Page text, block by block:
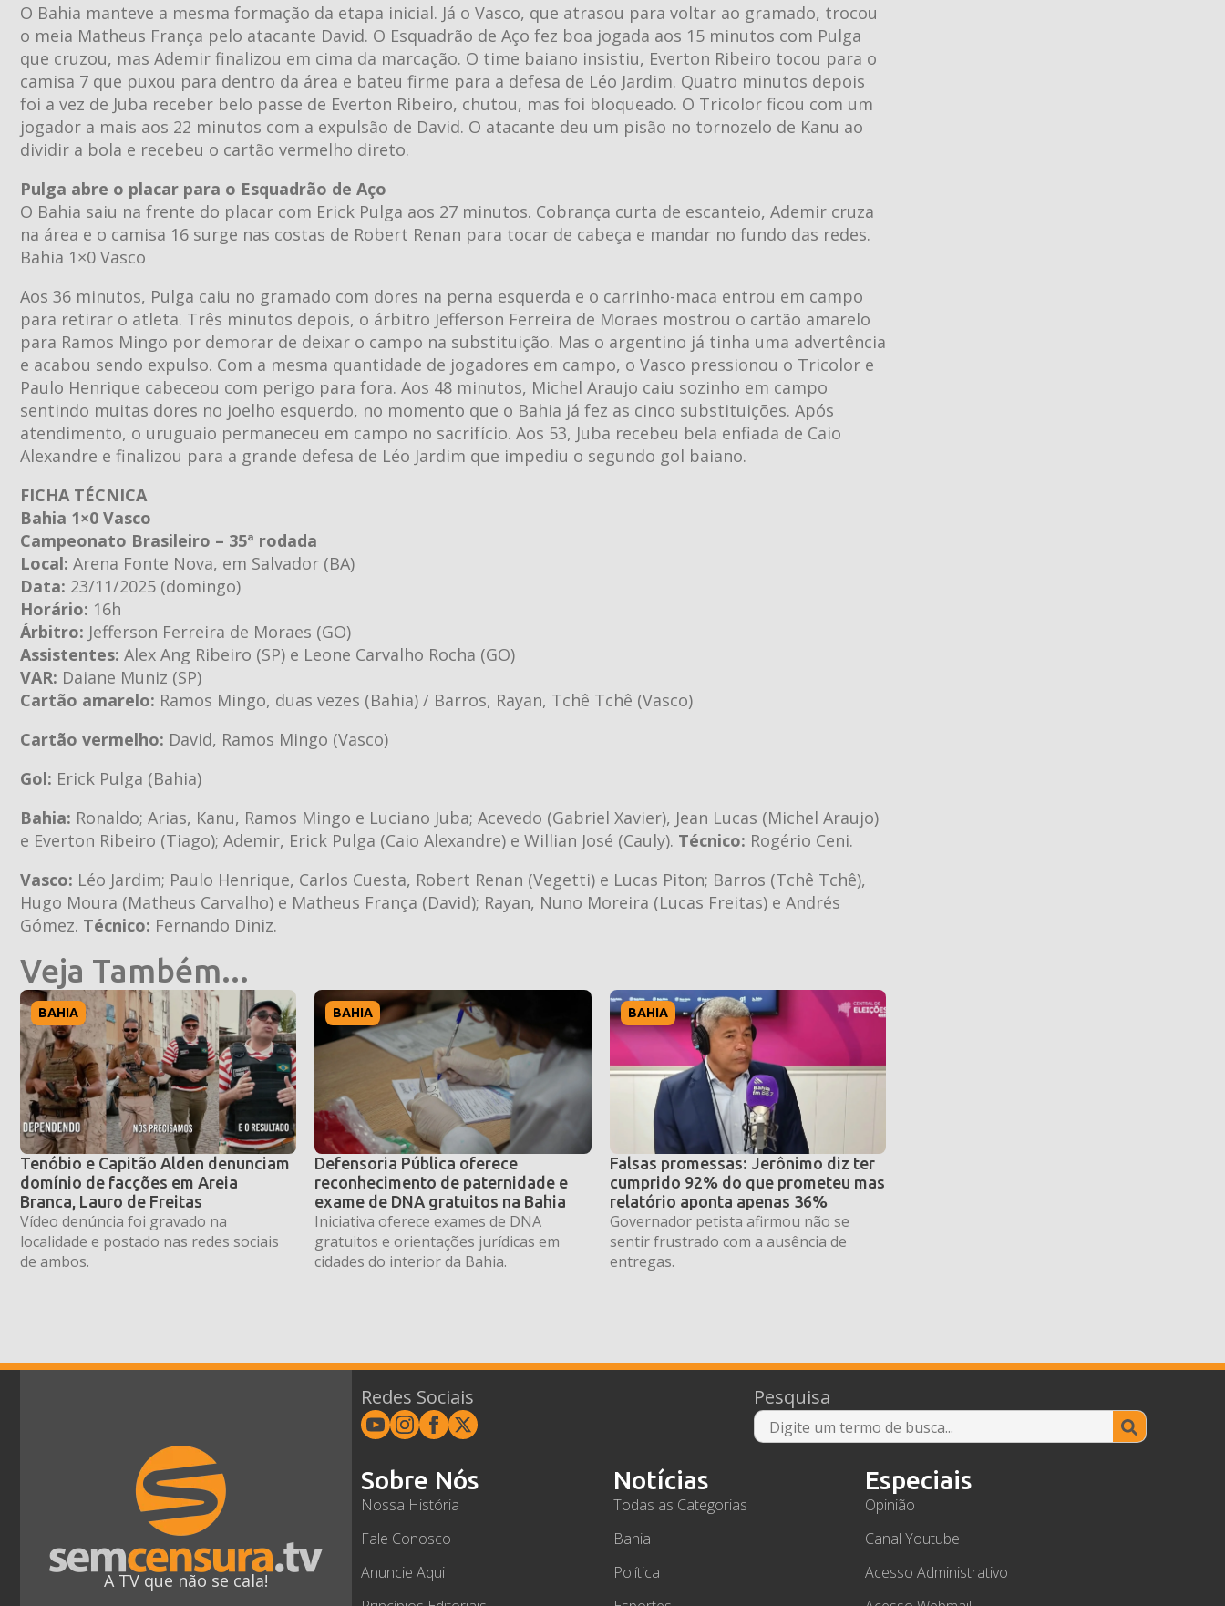
O Bahia manteve a mesma formação da etapa inicial. Já o Vasco, que atrasou para voltar ao gramado, trocou
o meia Matheus França pelo atacante David. O Esquadrão de Aço fez boa jogada aos 15 minutos com Pulga
que cruzou, mas Ademir finalizou em cima da marcação. O time baiano insistiu, Everton Ribeiro tocou para o
camisa 7 que puxou para dentro da área e bateu firme para a defesa de Léo Jardim. Quatro minutos depois
foi a vez de Juba receber belo passe de Everton Ribeiro, chutou, mas foi bloqueado. O Tricolor ficou com um
jogador a mais aos 22 minutos com a expulsão de David. O atacante deu um pisão no tornozelo de Kanu ao
dividir a bola e recebeu o cartão vermelho direto.
Pulga abre o placar para o Esquadrão de Aço
O Bahia saiu na frente do placar com Erick Pulga aos 27 minutos. Cobrança curta de escanteio, Ademir cruza
na área e o camisa 16 surge nas costas de Robert Renan para tocar de cabeça e mandar no fundo das redes.
Bahia 1×0 Vasco
Aos 36 minutos, Pulga caiu no gramado com dores na perna esquerda e o carrinho-maca entrou em campo
para retirar o atleta. Três minutos depois, o árbitro Jefferson Ferreira de Moraes mostrou o cartão amarelo
para Ramos Mingo por demorar de deixar o campo na substituição. Mas o argentino já tinha uma advertência
e acabou sendo expulso. Com a mesma quantidade de jogadores em campo, o Vasco pressionou o Tricolor e
Paulo Henrique cabeceou com perigo para fora. Aos 48 minutos, Michel Araujo caiu sozinho em campo
sentindo muitas dores no joelho esquerdo, no momento que o Bahia já fez as cinco substituições. Após
atendimento, o uruguaio permaneceu em campo no sacrifício. Aos 53, Juba recebeu bela enfiada de Caio
Alexandre e finalizou para a grande defesa de Léo Jardim que impediu o segundo gol baiano.
FICHA TÉCNICA
Bahia 1×0 Vasco
Campeonato Brasileiro – 35ª rodada
Local: Arena Fonte Nova, em Salvador (BA)
Data: 23/11/2025 (domingo)
Horário: 16h
Árbitro: Jefferson Ferreira de Moraes (GO)
Assistentes: Alex Ang Ribeiro (SP) e Leone Carvalho Rocha (GO)
VAR: Daiane Muniz (SP)
Cartão amarelo: Ramos Mingo, duas vezes (Bahia) / Barros, Rayan, Tchê Tchê (Vasco)
Cartão vermelho: David, Ramos Mingo (Vasco)
Gol: Erick Pulga (Bahia)
Bahia: Ronaldo; Arias, Kanu, Ramos Mingo e Luciano Juba; Acevedo (Gabriel Xavier), Jean Lucas (Michel Araujo)
e Everton Ribeiro (Tiago); Ademir, Erick Pulga (Caio Alexandre) e Willian José (Cauly). Técnico: Rogério Ceni.
Vasco: Léo Jardim; Paulo Henrique, Carlos Cuesta, Robert Renan (Vegetti) e Lucas Piton; Barros (Tchê Tchê),
Hugo Moura (Matheus Carvalho) e Matheus França (David); Rayan, Nuno Moreira (Lucas Freitas) e Andrés
Gómez. Técnico: Fernando Diniz.
Veja Também...
BAHIA
Tenóbio e Capitão Alden denunciam
domínio de facções em Areia
Branca, Lauro de Freitas
Vídeo denúncia foi gravado na
localidade e postado nas redes sociais
de ambos.
BAHIA
Defensoria Pública oferece
reconhecimento de paternidade e
exame de DNA gratuitos na Bahia
Iniciativa oferece exames de DNA
gratuitos e orientações jurídicas em
cidades do interior da Bahia.
BAHIA
Falsas promessas: Jerônimo diz ter
cumprido 92% do que prometeu mas
relatório aponta apenas 36%
Governador petista afirmou não se
sentir frustrado com a ausência de
entregas.
A TV que não se cala!
Redes Sociais Pesquisa
Search
for:
Sobre Nós
Nossa História
Fale Conosco
Anuncie Aqui
Notícias
Todas as Categorias
Bahia
Política
Especiais
Opinião
Canal Youtube
Acesso Administrativo